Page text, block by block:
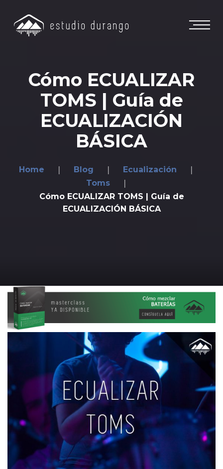
Cómo ECUALIZAR
TOMS | Guía de
ECUALIZACIÓN
BÁSICA
Home Blog
Ecualización
Toms
Cómo ECUALIZAR TOMS | Guía de
ECUALIZACIÓN BÁSICA